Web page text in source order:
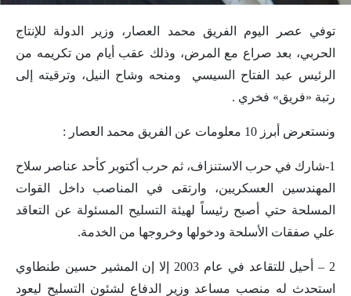
توفي عصر اليوم الفريق محمد العصار، وزير الدولة للإنتاج
الحربي، بعد صراع مع المرض، وذلك عقب أيام من تكريمه من
الرئيس عبد الفتاح السيسي ومنحه وشاح النيل، وترقيته إلى
رتبة «فريق» فخري .
ونستعرض أبرز 10 معلومات عن الفريق محمد العصار :
1-شارك في حرب الاستنزاف، ثم حرب أكتوبر كأحد عناصر سلاح
المهندسين العسكريين، وارتقى في المناصب داخل القوات
المسلحة حتي أصبح رئيساً لهيئة التسليح المسئولة عن التعاقد
علي صفقات الأسلحة ودخولها وخروجها من الخدمة.
2 – أحيل للتقاعد في عام 2003 إلا إن المشير حسين طنطاوي
استحدث له منصب مساعد وزير الدفاع لشئون التسليح ليعود